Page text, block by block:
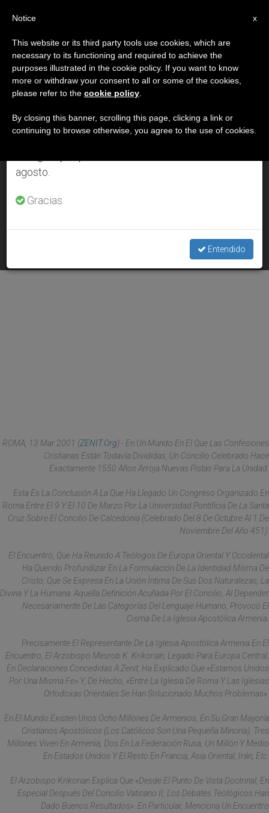
DÍA
Marzo 13th, 2001
ÚLTIMAS NOTICIAS
A nivel teológico, católicos y ortodoxos están más cerca
MAR 13, 2001 00:00
ROMA, 13 Mar 2001 (ZENIT.org).- En Un Mundo En El Que Las Confesiones
Cristianas Están Todavía Divididas, Un Concilio Celebrado Hace
Exactamente 1550 Años Arroja Nuevas Pistas Para La Unidad.
Esta Es La Conclusión A La Que Ha Llegado Un Congreso Organizado En
Roma Entre El 9 Y El 10 De Marzo Por La Universidad Pontificia De La Santa
Cruz Sobre El Concilio De Calcedonia (celebrado Del 8 De Octubre Al 1 De
Noviembre Del Año 451).
El Encuentro, Que Ha Reunido A Teólogos De Europa Oriental Y Occidental
Ha Querido Profundizar En La Formulación De La Identidad Misma De
Cristo, Que Se Expresa En La Unión Íntima De Sus Dos Naturalezas, La
Divina Y La Humana. Aquella Definición Acuñada Por El Concilio, Al Depender
Necesariamente De Las Categorías Del Lenguaje Humano, Provocó El
Cisma De La Iglesia Apostólica Armenia.
Precisamente El Representante De La Iglesia Apostólica Armenia En El
Encuentro, El Arzobispo Mesrob K. Krikorian, Legado Para Europa Central,
En Declaraciones Concedidas A Zenit, Ha Explicado Que «estamos Unidos
Por Una Misma Fe» Y, De Hecho, «entre La Iglesia De Roma Y Las Iglesias
Ortodoxas Orientales Se Han Solucionado Muchos Problemas».
En El Mundo Existen Unos Ocho Millones De Armenios, En Su Gran Mayoría
Cristianos Apostólicos (los Católicos Son Una Pequeña Minoría). Tres
Millones Viven En Armenia, Dos En La Federación Rusa, Un Millón Y Medio
En Estados Unidos Y El Resto En Francia, Asia Oriental, Irán, Etc.
El Arzobispo Krikorian Explica Que «desde El Punto De Vista Doctrinal, En
Especial Después Del Concilio Vaticano II, Los Debates Teológicos Han
Dado Buenos Resultados». En Particular, Menciona Un Encuentro
×
Aviso importante
Del 27 de julio al 7 de agosto haremos la pausa
anual, aprovechando que en el periodo de verano
se generan menos informaciones y también el
agosto.
Gracias.
Entendido
x
Notice
This website or its third party tools use cookies, which are
necessary to its functioning and required to achieve the
purposes illustrated in the cookie policy. If you want to know
more or withdraw your consent to all or some of the cookies,
please refer to the cookie policy
By closing this banner, scrolling this page, clicking a link or
continuing to browse otherwise, you agree to the use of cookies.